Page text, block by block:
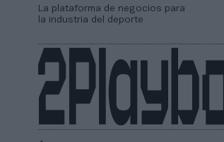
La plataforma de negocios para
la industria del deporte